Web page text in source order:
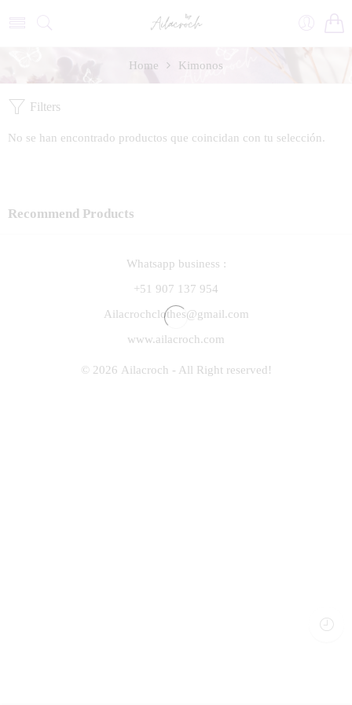
Home Kimonos
Filters
No se han encontrado productos que coincidan con tu selección.
Recommend Products
Whatsapp business :
+51 907 137 954
Ailacrochclothes@gmail.com
www.ailacroch.com
© 2026 Ailacroch - All Right reserved!